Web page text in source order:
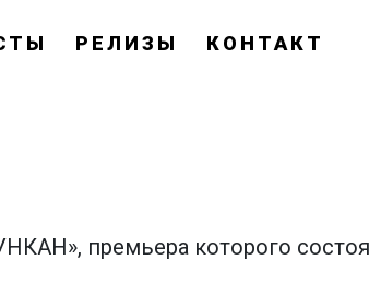
РЕЛИЗЫ КОНТАКТ
премьера которого